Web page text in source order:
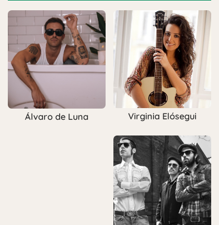
Álvaro de Luna Virginia Elósegui